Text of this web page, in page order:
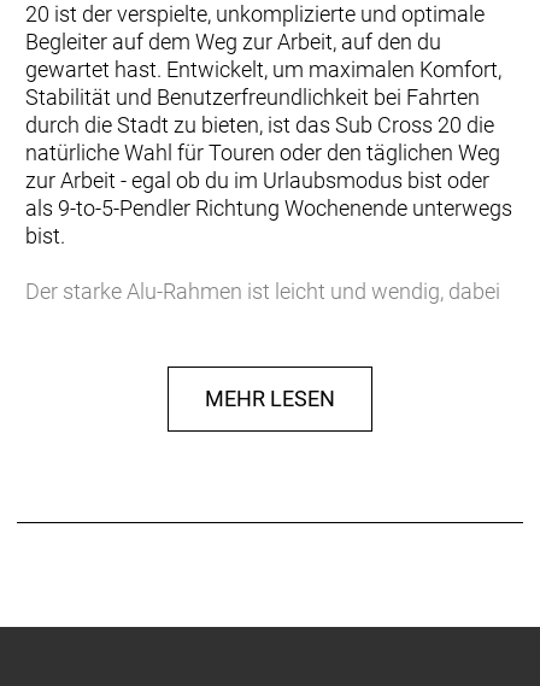
20 ist der verspielte, unkomplizierte und optimale
Begleiter auf dem Weg zur Arbeit, auf den du
gewartet hast. Entwickelt, um maximalen Komfort,
Stabilität und Benutzerfreundlichkeit bei Fahrten
durch die Stadt zu bieten, ist das Sub Cross 20 die
natürliche Wahl für Touren oder den täglichen Weg
zur Arbeit - egal ob du im Urlaubsmodus bist oder
als 9-to-5-Pendler Richtung Wochenende unterwegs
bist.
Der starke Alu-Rahmen ist leicht und wendig, dabei
unebene Straßenabschnitte aus, die sich dir in den
Weg stellen. Auf das Sub Cross 20 passen zwei
Wasserflaschen und es ist kompatibel mit
navigieren.
MEHR LESEN